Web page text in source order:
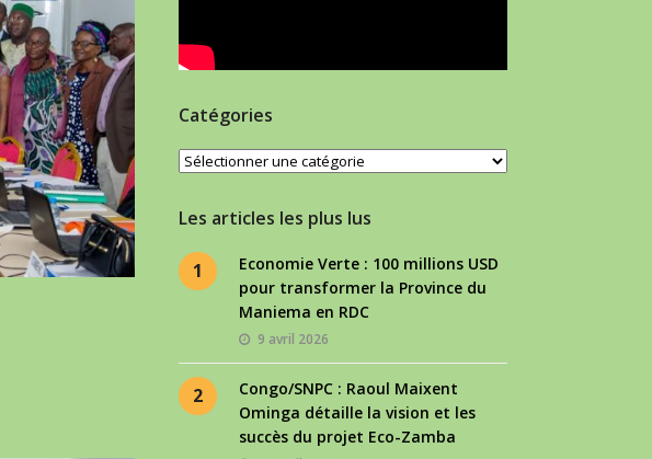
Catégories
Catégories
Les articles les plus lus
1
Economie Verte : 100 millions USD
pour transformer la Province du
Maniema en RDC
9 avril 2026
2
Congo/SNPC : Raoul Maixent
Ominga détaille la vision et les
succès du projet Eco-Zamba